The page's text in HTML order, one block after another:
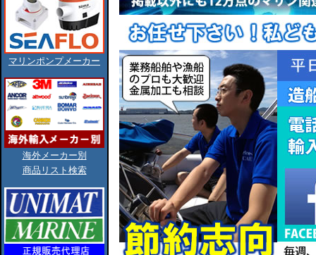
マリンポンプメーカー
海外メーカー別
商品リスト検索